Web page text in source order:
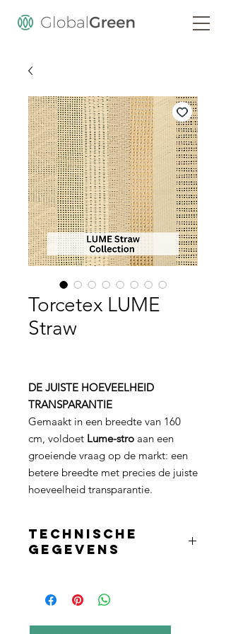
Torcetex LUME
Straw
DE JUISTE HOEVEELHEID
TRANSPARANTIE
Gemaakt in een breedte van 160
cm, voldoet Lume-stro aan een
groeiende vraag op de markt: een
betere breedte met precies de juiste
hoeveelheid transparantie.
Technische
Gegevens
Do not expose to moisture and